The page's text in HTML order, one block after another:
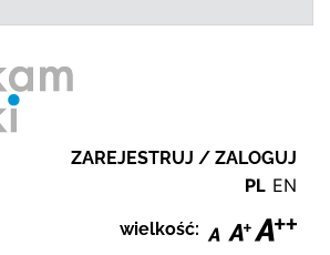
ZAREJESTRUJ / ZALOGUJ
PL EN
wielkość: